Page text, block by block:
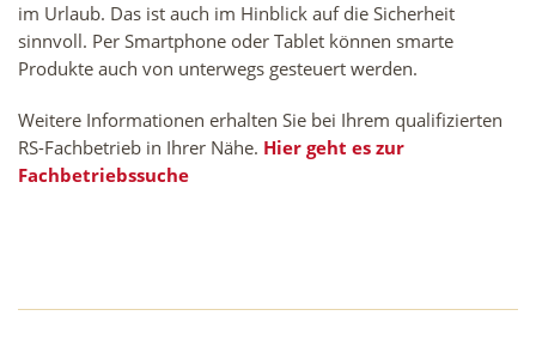
im Urlaub. Das ist auch im Hinblick auf die Sicherheit
sinnvoll. Per Smartphone oder Tablet können smarte
Produkte auch von unterwegs gesteuert werden.
Weitere Informationen erhalten Sie bei Ihrem qualifizierten
RS-Fachbetrieb in Ihrer Nähe. Hier geht es zur
Fachbetriebssuche